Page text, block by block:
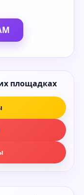
площадках